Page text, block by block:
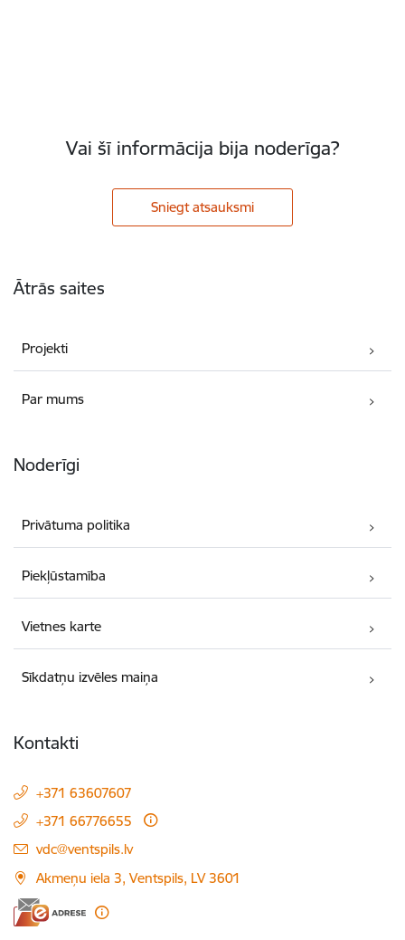
Vai šī informācija bija noderīga?
Sniegt atsauksmi
Ātrās saites
Projekti
Par mums
Noderīgi
Privātuma politika
Piekļūstamība
Vietnes karte
Sīkdatņu izvēles maiņa
Kontakti
+371 63607607
+371 66776655
E-pasts:
vdc@ventspils.lv
Akmeņu iela 3, Ventspils, LV 3601